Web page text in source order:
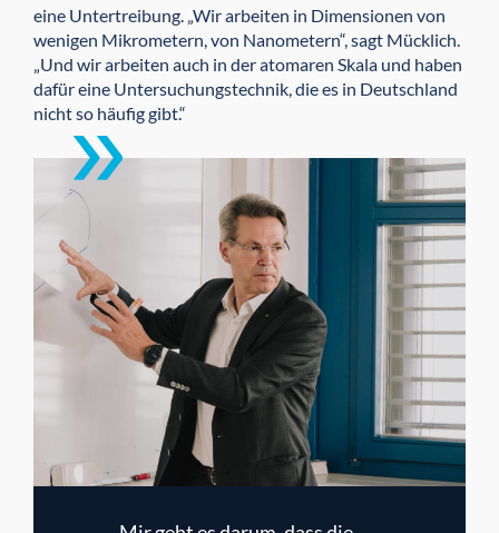
eine Untertreibung. „Wir arbeiten in Dimensionen von
wenigen Mikrometern, von Nanometern“, sagt Mücklich.
„Und wir arbeiten auch in der atomaren Skala und haben
dafür eine Untersuchungstechnik, die es in Deutschland
nicht so häufig gibt.“